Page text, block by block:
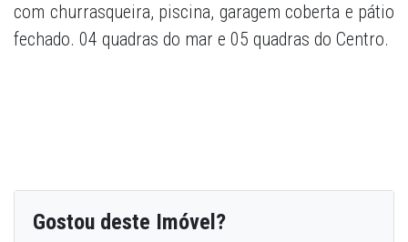
com churrasqueira, piscina, garagem coberta e pátio
fechado. 04 quadras do mar e 05 quadras do Centro.
Gostou deste Imóvel?